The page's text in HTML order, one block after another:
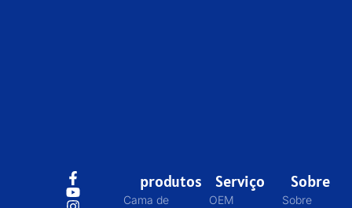
produtos
Cama de
Serviço
OEM
Sobre
Sobre